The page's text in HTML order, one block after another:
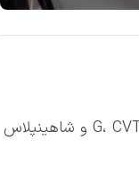
🔹دارندگان حوالۀ شاهین که ۲۵ ماه پیش در سامانۀ یکپارچه برای خرید خودروی دندهای G، CVT و شاهینپلاس